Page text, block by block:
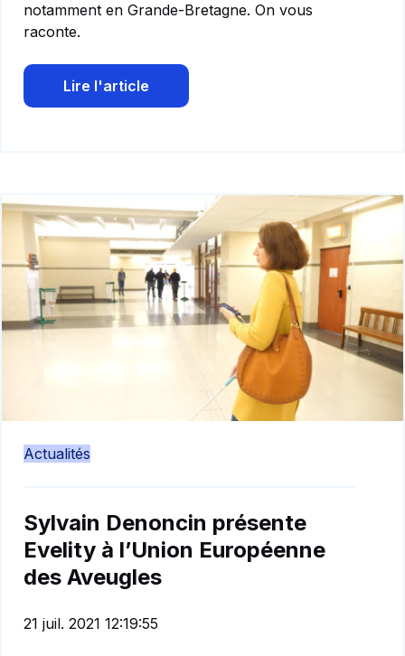
notamment en Grande-Bretagne. On vous
raconte.
Lire l'article
Actualités
Sylvain Denoncin présente
Evelity à l’Union Européenne
des Aveugles
21 juil. 2021 12:19:55